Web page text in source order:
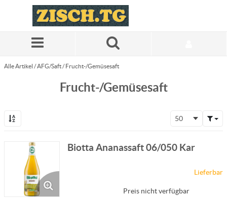
Zum Hauptinhalt springen
Alle Artikel / AFG/Saft / Frucht-/Gemüsesaft
Frucht-/Gemüsesaft
50
Biotta Ananassaft 06/050 Kar
Lieferbar
Preis nicht verfügbar